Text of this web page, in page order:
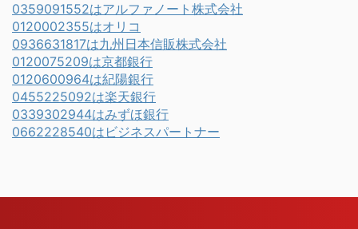
0359091552はアルファノート株式会社
0120002355はオリコ
0936631817は九州日本信販株式会社
0120075209は京都銀行
0120600964は紀陽銀行
0455225092は楽天銀行
0339302944はみずほ銀行
0662228540はビジネスパートナー